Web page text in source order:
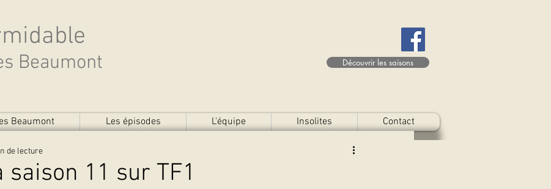
Beaumont Découvrir les saisons
Beaumont Les épisodes L'équipe Insolites Contact
saison 11 sur TF1
de lecture